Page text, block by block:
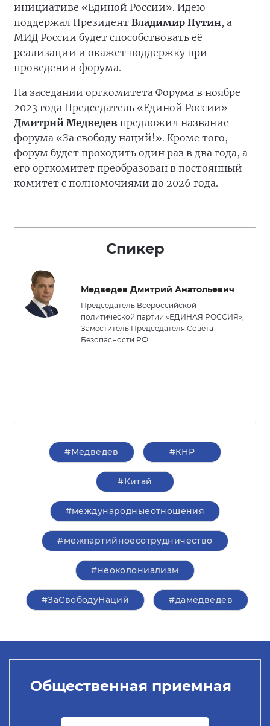
инициативе «Единой России». Идею
поддержал Президент Владимир Путин, а
МИД России будет способствовать её
реализации и окажет поддержку при
проведении форума.
На заседании оргкомитета Форума в ноябре
2023 года Председатель «Единой России»
Дмитрий Медведев предложил название
форума «За свободу наций!». Кроме того,
форум будет проходить один раз в два года, а
его оргкомитет преобразован в постоянный
комитет с полномочиями до 2026 года.
Спикер
Медведев Дмитрий Анатольевич
Председатель Всероссийской
политической партии «ЕДИНАЯ РОССИЯ»,
Заместитель Председателя Совета
Безопасности РФ
#Медведев #КНР
#Китай
#международныеотношения
#межпартийноесотрудничество
#неоколониализм
#ЗаСвободуНаций #дамедведев
Общественная приемная